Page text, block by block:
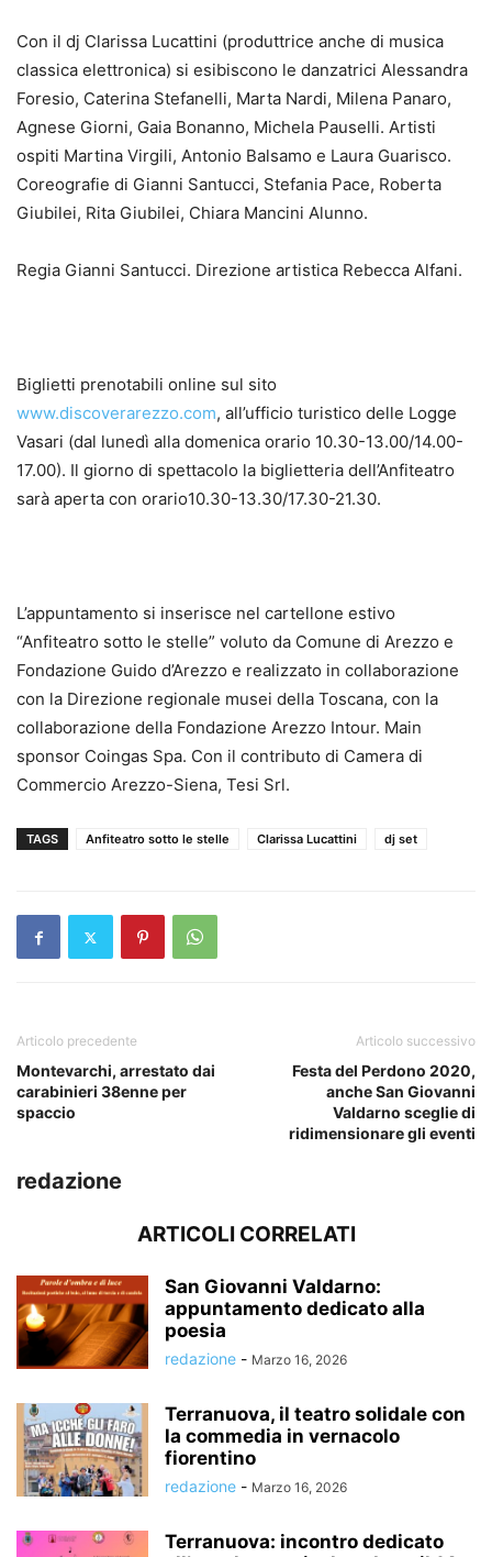
Con il dj Clarissa Lucattini (produttrice anche di musica
classica elettronica) si esibiscono le danzatrici Alessandra
Foresio, Caterina Stefanelli, Marta Nardi, Milena Panaro,
Agnese Giorni, Gaia Bonanno, Michela Pauselli. Artisti
ospiti Martina Virgili, Antonio Balsamo e Laura Guarisco.
Coreografie di Gianni Santucci, Stefania Pace, Roberta
Giubilei, Rita Giubilei, Chiara Mancini Alunno.
Regia Gianni Santucci. Direzione artistica Rebecca Alfani.
Biglietti prenotabili online sul sito
www.discoverarezzo.com, all’ufficio turistico delle Logge
Vasari (dal lunedì alla domenica orario 10.30-13.00/14.00-
17.00). Il giorno di spettacolo la biglietteria dell’Anfiteatro
sarà aperta con orario10.30-13.30/17.30-21.30.
L’appuntamento si inserisce nel cartellone estivo
“Anfiteatro sotto le stelle” voluto da Comune di Arezzo e
Fondazione Guido d’Arezzo e realizzato in collaborazione
con la Direzione regionale musei della Toscana, con la
collaborazione della Fondazione Arezzo Intour. Main
sponsor Coingas Spa. Con il contributo di Camera di
Commercio Arezzo-Siena, Tesi Srl.
TAGS Anfiteatro sotto le stelle Clarissa Lucattini dj set
Articolo precedente
Montevarchi, arrestato dai
carabinieri 38enne per
spaccio
Articolo successivo
Festa del Perdono 2020,
anche San Giovanni
Valdarno sceglie di
ridimensionare gli eventi
redazione
ARTICOLI CORRELATI
San Giovanni Valdarno:
appuntamento dedicato alla
poesia
redazione - Marzo 16, 2026
Terranuova, il teatro solidale con
la commedia in vernacolo
fiorentino
redazione - Marzo 16, 2026
Terranuova: incontro dedicato